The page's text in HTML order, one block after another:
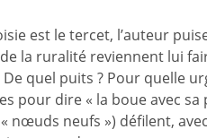
est le tercet, l’auteur
la ruralité reviennent lui
quel puits ? Pour quelle
pour dire « la boue avec sa
nœuds neufs ») défilent,